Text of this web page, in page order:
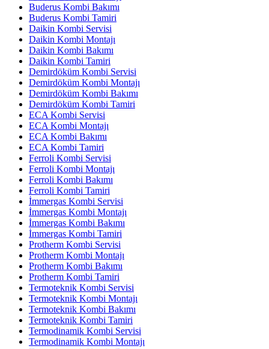
Buderus Kombi Bakımı
Buderus Kombi Tamiri
Daikin Kombi Servisi
Daikin Kombi Montajı
Daikin Kombi Bakımı
Daikin Kombi Tamiri
Demirdöküm Kombi Servisi
Demirdöküm Kombi Montajı
Demirdöküm Kombi Bakımı
Demirdöküm Kombi Tamiri
ECA Kombi Servisi
ECA Kombi Montajı
ECA Kombi Bakımı
ECA Kombi Tamiri
Ferroli Kombi Servisi
Ferroli Kombi Montajı
Ferroli Kombi Bakımı
Ferroli Kombi Tamiri
İmmergas Kombi Servisi
İmmergas Kombi Montajı
İmmergas Kombi Bakımı
İmmergas Kombi Tamiri
Protherm Kombi Servisi
Protherm Kombi Montajı
Protherm Kombi Bakımı
Protherm Kombi Tamiri
Termoteknik Kombi Servisi
Termoteknik Kombi Montajı
Termoteknik Kombi Bakımı
Termoteknik Kombi Tamiri
Termodinamik Kombi Servisi
Termodinamik Kombi Montajı